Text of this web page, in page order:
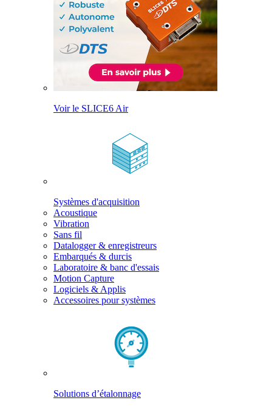
Voir le SLICE6 Air
Systèmes d'acquisition
Acoustique
Vibration
Sans fil
Datalogger & enregistreurs
Embarqués & durcis
Laboratoire & banc d'essais
Motion Capture
Logiciels & Applis
Accessoires pour systèmes
Solutions d’étalonnage